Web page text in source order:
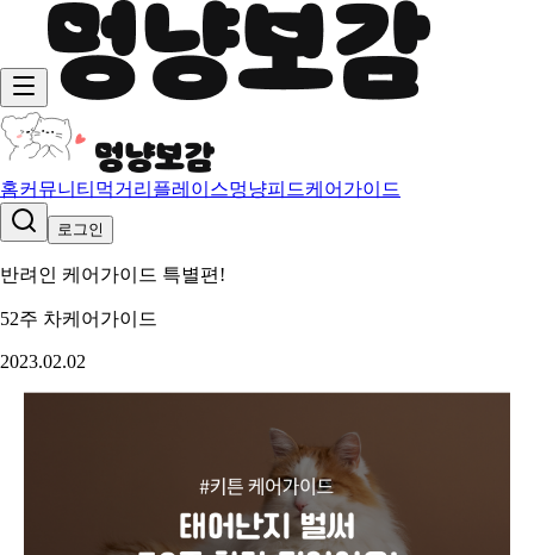
홈커뮤니티 먹거리 플레이스멍냥피드케어가이드
로그인
반려인 케어가이드 특별편!
52주 차케어가이드
2023.02.02